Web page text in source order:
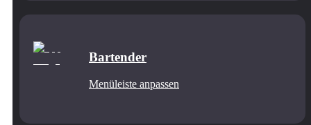
Bartender
Menüleiste anpassen